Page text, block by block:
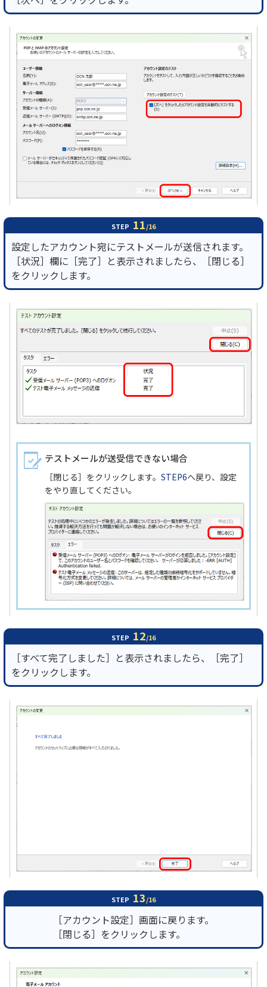
STEP 11/16
設定したアカウント宛にテストメールが送信されます。
［状況］欄に［完了］と表示されましたら、［閉じる］
をクリックします。
テストメールが送受信できない場合
［閉じる］をクリックします。 STEP6へ戻り、設定
をやり直してください。
STEP 12/16
［すべて完了しました］と表示されましたら、［完了］
をクリックします。
STEP 13/16
［アカウント設定］画面に戻ります。
［閉じる］をクリックします。